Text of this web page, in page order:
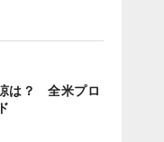
は？ 全米プロ